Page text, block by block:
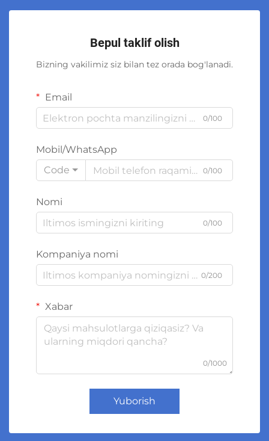
Bepul taklif olish
Bizning vakilimiz siz bilan tez orada bog'lanadi.
Email
0/100
Mobil/WhatsApp
Code
0/100
Nomi
0/100
Kompaniya nomi
0/200
Xabar
0/1000
Yuborish